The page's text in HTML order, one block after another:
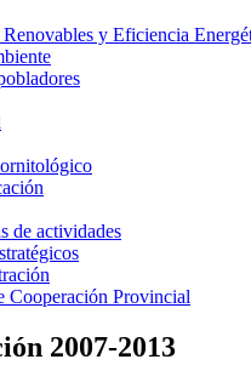
y Eficiencia
de actividades
Cooperación Provincial
2007-2013